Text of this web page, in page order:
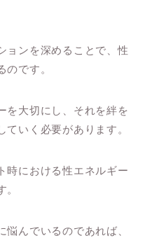
ョンを深めることで、性
です。
を大切にし、それを絆を
いく必要があります。
時における性エネルギー
んでいるのであれば、